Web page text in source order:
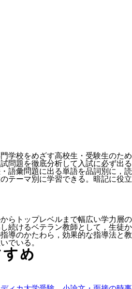
学校をめざす高校生・受験生のため
問題を徹底分析して入試に必ず出る
語彙問題に出る単語を品詞別に，読
テーマ別に学習できる。暗記に役立
らトップレベルまで幅広い学力層の
続けるベテラン教師として，生徒か
導のかたわら，効果的な指導法と教
でいる。